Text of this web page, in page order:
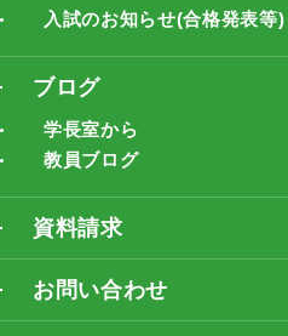
入試のお知らせ(合格発表等)
ブログ
学長室から
教員ブログ
資料請求
お問い合わせ